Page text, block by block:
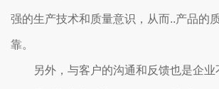
强的生产技术和质量意识，从而..产品的
靠。
另外，与客户的沟通和反馈也是企